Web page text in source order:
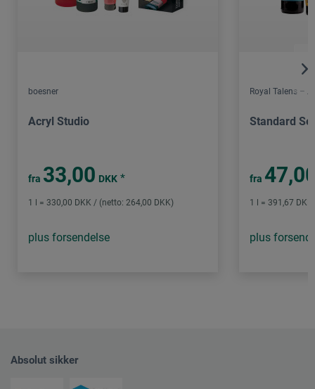
boesner
Acryl Studio
fra 33,00 DKK *
1 l = 330,00 DKK / (netto: 264,00 DKK)
plus forsendelse
Royal Talens –
Standard
fra
1 l = 391,67
plus
Absolut sikker